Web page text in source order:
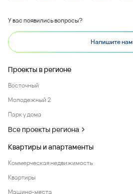
У вас появились вопросы?
Напишите нам
Проекты в регионе
Восточный
Молодежный 2
Парк у дома
Все проекты региона
Квартиры и апартаменты
Коммерческая недвижимость
Квартиры
Машино-места